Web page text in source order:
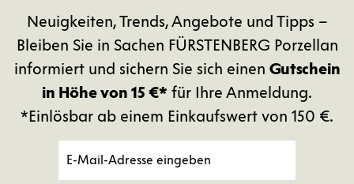
Neuigkeiten, Trends, Angebote und Tipps –
Bleiben Sie in Sachen FÜRSTENBERG Porzellan
informiert und sichern Sie sich einen Gutschein
in Höhe von 15 €* für Ihre Anmeldung.
*Einlösbar ab einem Einkaufswert von 150 €.